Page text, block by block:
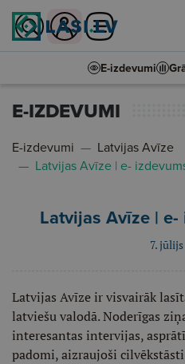
E-izdevumi
E-IZDEVUMI
E-izdevumi
Latvijas Avīze
Latvijas Avīze | e-
Latvijas Avīze |
7. jūlijs
Latvijas Avīze ir visvairāk
latviešu valodā. Noderīgas
interesantas intervijas,
padomi, aizraujoši